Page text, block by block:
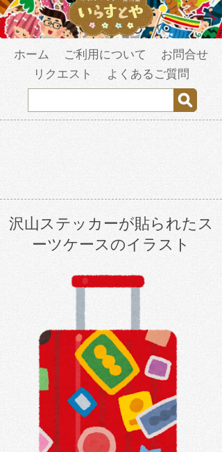
ホーム ご利用について
お問合せ
リクエスト
よくあるご質問
沢山ステッカーが貼られたス
ーツケースのイラスト